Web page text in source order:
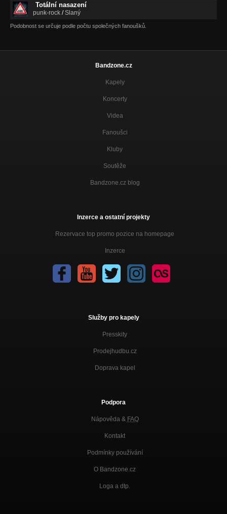
Totální nasazení
punk-rock /Slaný
Podobnost se určuje podle počtu společných fanoušků.
Bandzone.cz
Kapely
Koncerty
Videa
Fanoušci
Kluby
Soutěže
Bandzone.cz blog
Inzerce a ostatní projekty
Rezervace top promo pozice na homepage
Inzerce
Služby pro kapely
Presskity
Prodejhudbu.cz
Doprava kapel
Podpora
Nápověda & FAQ
Kontakt
Podmínky používání
O Bandzone.cz
Loga a dtp.